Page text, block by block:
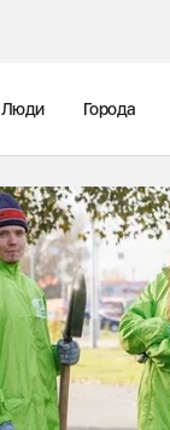
Люди Города